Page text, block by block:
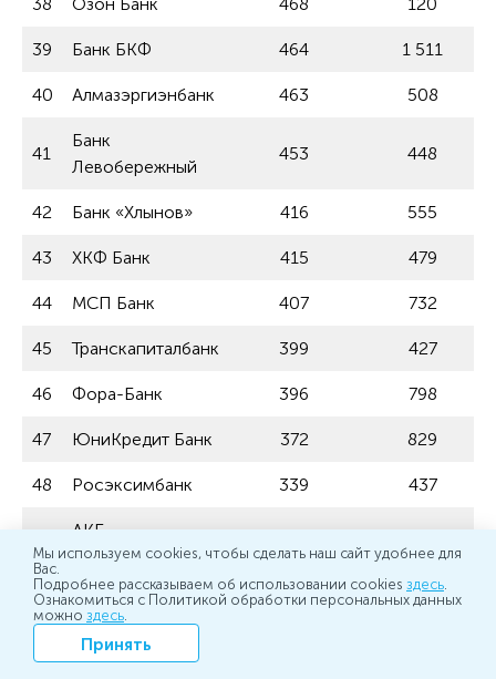
39 Банк БКФ 464 1 511
40 Алмазэргиэнбанк 463 508
41
Банк
Левобережный
453 448
42 Банк «Хлынов» 416 555
43 ХКФ Банк 415 479
44 МСП Банк 407 732
45 Транскапиталбанк 399 427
46 Фора-Банк 396 798
47 ЮниКредит Банк 372 829
48 Росэксимбанк 339 437
49
АКБ
«ЦентроКредит»
50 Гарант-Инвест 302 41
Мы используем cookies, чтобы сделать наш сайт удобнее для
Вас.
Подробнее рассказываем об использовании cookies здесь.
Ознакомиться с Политикой обработки персональных данных
можно здесь.
Принять